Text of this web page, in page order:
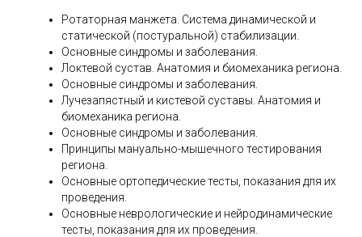
Ротаторная манжета. Система динамической и
статической (постуральной) стабилизации.
Основные синдромы и заболевания.
Локтевой сустав. Анатомия и биомеханика региона.
Основные синдромы и заболевания.
Лучезапястный и кистевой суставы. Анатомия и
биомеханика региона.
Основные синдромы и заболевания.
Принципы мануально-мышечного тестирования
региона.
Основные ортопедические тесты, показания для их
проведения.
Основные неврологические и нейродинамические
тесты, показания для их проведения.